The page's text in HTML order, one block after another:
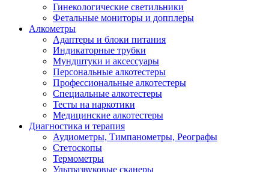
Гинекологические светильники
Фетальные мониторы и допплеры
Алкометры
Адаптеры и блоки питания
Индикаторные трубки
Мундштуки и аксессуары
Персональные алкотестеры
Профессиональные алкотестеры
Специальные алкотестеры
Тесты на наркотики
Медицинские алкотестеры
Диагностика и терапия
Аудиометры, Тимпанометры, Реографы
Стетоскопы
Термометры
Ультразвуковые сканеры